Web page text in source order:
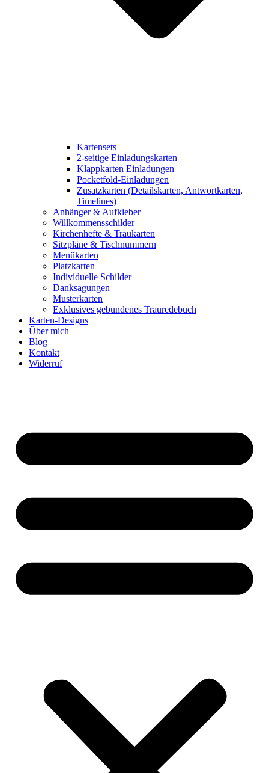
Kartensets
2-seitige Einladungskarten
Klappkarten Einladungen
Pocketfold-Einladungen
Zusatzkarten (Detailskarten, Antwortkarten,
Timelines)
Anhänger & Aufkleber
Willkommensschilder
Kirchenhefte & Traukarten
Sitzpläne & Tischnummern
Menükarten
Platzkarten
Individuelle Schilder
Danksagungen
Musterkarten
Exklusives gebundenes Trauredebuch
Karten-Designs
Über mich
Blog
Kontakt
Widerruf